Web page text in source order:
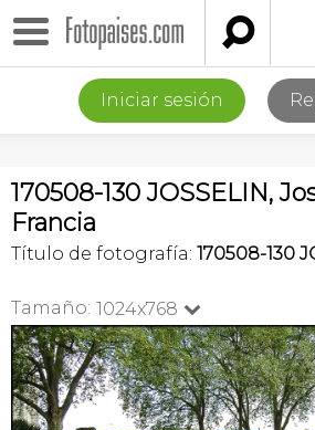

Iniciar sesión
170508-130 JOSSELIN,
Francia
Título de fotografía: 170508-130
Tamaño: 1024x768 